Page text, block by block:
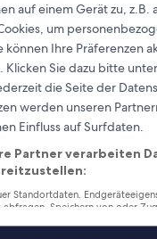
Stornierung bei
für jede
mit Preisen für
Preise für diese
auf einem Gerät zu, z.B.
um
können Ihre Präferenzen
Klicken Sie dazu bitte
die Seite der
werden unseren
Einfluss auf Surfdaten.
Partner verarbeiten
Standortdaten.
Speichern von oder
Werbeleistung und der